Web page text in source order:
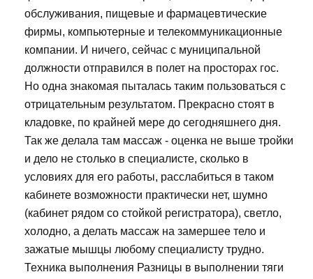
обслуживания, пищевые и фармацевтические
фирмы, компьютерные и телекоммуникационные
компании. И ничего, сейчас с муниципальной
должности отправился в полет на просторах гос.
Но одна знакомая пыталась таким пользоваться с
отрицательным результатом. Прекрасно стоят в
кладовке, по крайней мере до сегодняшнего дня.
Так же делала там массаж - оценка не выше тройки
и дело не столько в специалисте, сколько в
условиях для его работы, расслабиться в таком
кабинете возможности практически нет, шумно
(кабинет рядом со стойкой регистратора), светло,
холодно, а делать массаж на замершее тело и
зажатые мышцы любому специалисту трудно.
Техника выполнения Разницы в выполнении тяги